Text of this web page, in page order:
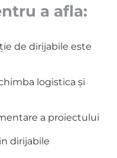
a afla:
de dirijabile este
logistica și
a proiectului
dirijabile